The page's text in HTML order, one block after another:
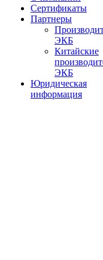
Сертификаты
Партнеры
ЭКБ
Китайские
ЭКБ
Юридическая
информация